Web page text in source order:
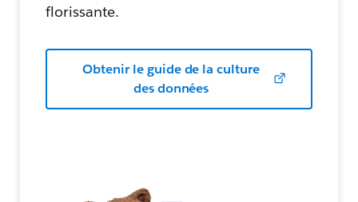
florissante.
Obtenir le guide de la culture
des données